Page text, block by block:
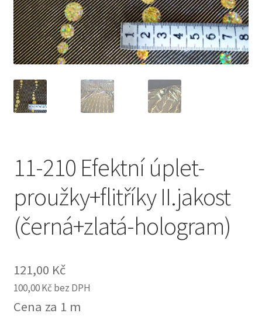
11-210 Efektní úplet-
proužky+flitříky II.jakost
(černá+zlatá-hologram)
121,00 Kč
100,00Kč bez DPH
Cena za 1 m